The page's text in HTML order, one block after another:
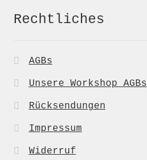
Rechtliches
AGBs
Unsere Workshop AGBs
Rücksendungen
Impressum
Widerruf